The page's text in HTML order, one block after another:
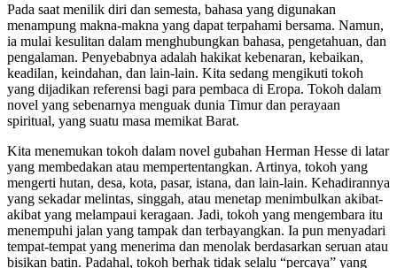
Pada saat menilik diri dan semesta, bahasa yang digunakan
menampung makna-makna yang dapat terpahami bersama. Namun,
ia mulai kesulitan dalam menghubungkan bahasa, pengetahuan, dan
pengalaman. Penyebabnya adalah hakikat kebenaran, kebaikan,
keadilan, keindahan, dan lain-lain. Kita sedang mengikuti tokoh
yang dijadikan referensi bagi para pembaca di Eropa. Tokoh dalam
novel yang sebenarnya menguak dunia Timur dan perayaan
spiritual, yang suatu masa memikat Barat.
Kita menemukan tokoh dalam novel gubahan Herman Hesse di latar
yang membedakan atau mempertentangkan. Artinya, tokoh yang
mengerti hutan, desa, kota, pasar, istana, dan lain-lain. Kehadirannya
yang sekadar melintas, singgah, atau menetap menimbulkan akibat-
akibat yang melampaui keragaan. Jadi, tokoh yang mengembara itu
menempuhi jalan yang tampak dan terbayangkan. Ia pun menyadari
tempat-tempat yang menerima dan menolak berdasarkan seruan atau
bisikan batin. Padahal, tokoh berhak tidak selalu “percaya” yang